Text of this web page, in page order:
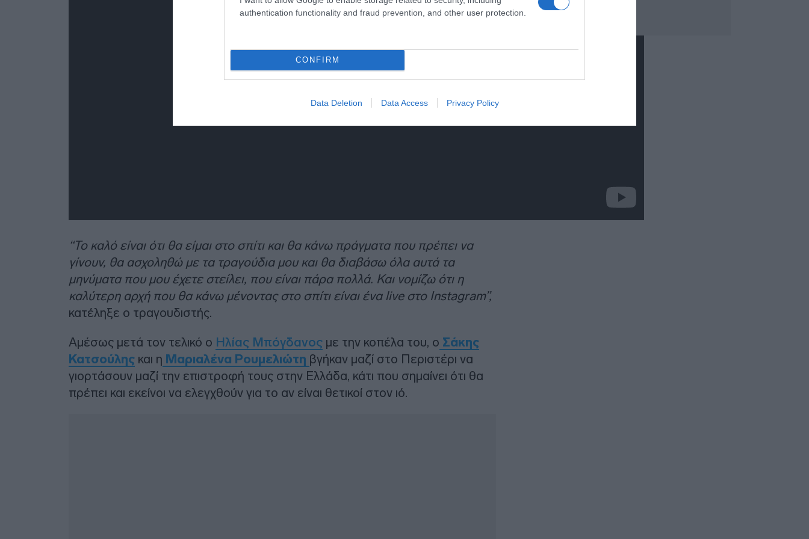
authentication functionality and fraud prevention, and other user protection.
CONFIRM
Data Deletion Data Access Privacy Policy
“Το καλό είναι ότι θα είμαι στο σπίτι και θα κάνω πράγματα που πρέπει να
γίνουν, θα ασχοληθώ με τα τραγούδια μου και θα διαβάσω όλα αυτά τα
μηνύματα που μου έχετε στείλει, που είναι πάρα πολλά. Και νομίζω ότι η
καλύτερη αρχή που θα κάνω μένοντας στο σπίτι είναι ένα live στο Instagram”,
κατέληξε ο τραγουδιστής.
Αμέσως μετά τον τελικό ο Ηλίας Μπόγδανος με την κοπέλα του, ο Σάκης
Κατσούλης και η Μαριαλένα Ρουμελιώτη βγήκαν μαζί στο Περιστέρι να
γιορτάσουν μαζί την επιστροφή τους στην Ελλάδα, κάτι που σημαίνει ότι θα
πρέπει και εκείνοι να ελεγχθούν για το αν είναι θετικοί στον ιό.